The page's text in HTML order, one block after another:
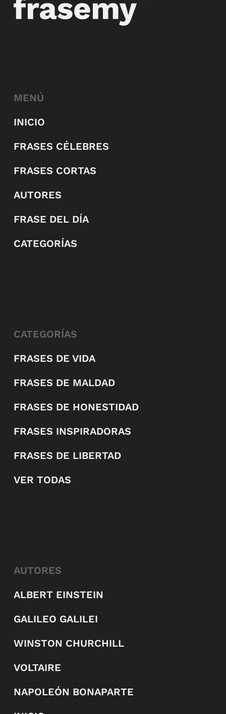
MENÚ
INICIO
FRASES CÉLEBRES
FRASES CORTAS
AUTORES
FRASE DEL DÍA
CATEGORÍAS
CATEGORÍAS
FRASES DE VIDA
FRASES DE MALDAD
FRASES DE HONESTIDAD
FRASES INSPIRADORAS
FRASES DE LIBERTAD
VER TODAS
AUTORES
ALBERT EINSTEIN
GALILEO GALILEI
WINSTON CHURCHILL
VOLTAIRE
NAPOLEÓN BONAPARTE